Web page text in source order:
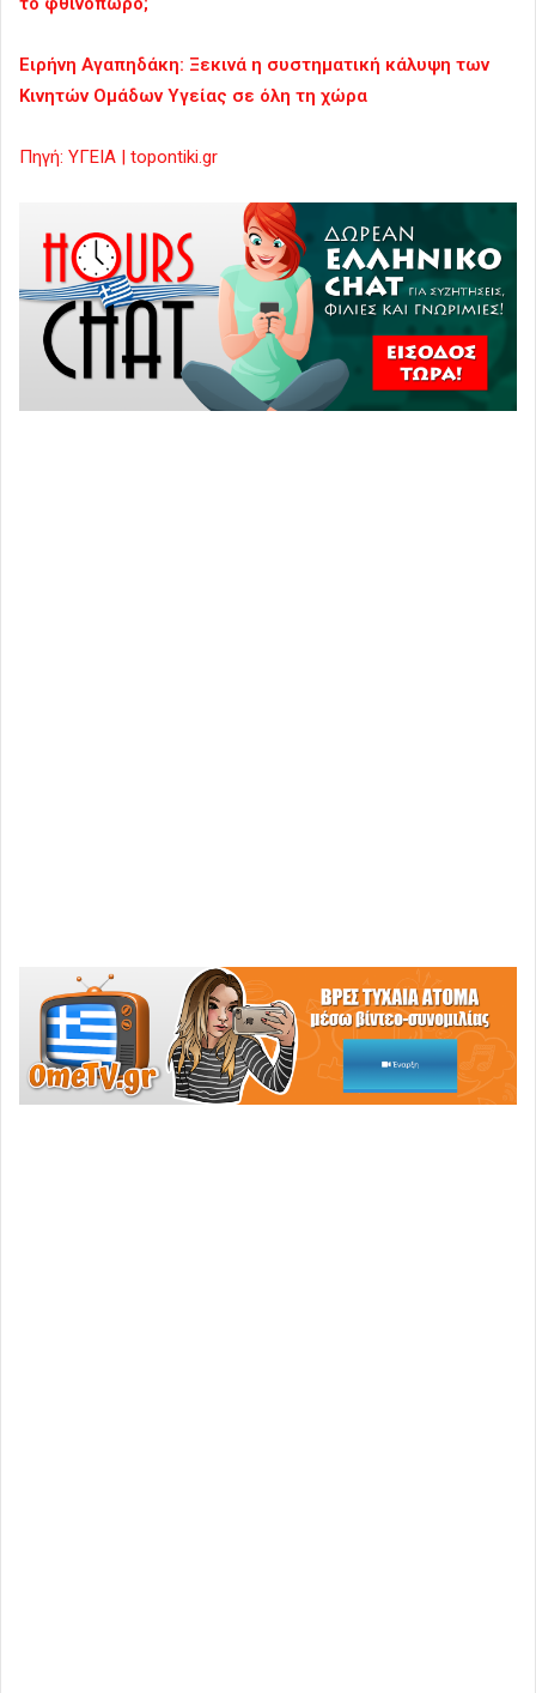
Ειρήνη Αγαπηδάκη: Ξεκινά η συστηματική κάλυψη των
Κινητών Ομάδων Υγείας σε όλη τη χώρα
Πηγή: ΥΓΕΙΑ | topontiki.gr